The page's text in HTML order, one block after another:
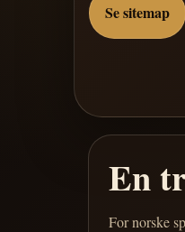
Se sitemap
En
For norske